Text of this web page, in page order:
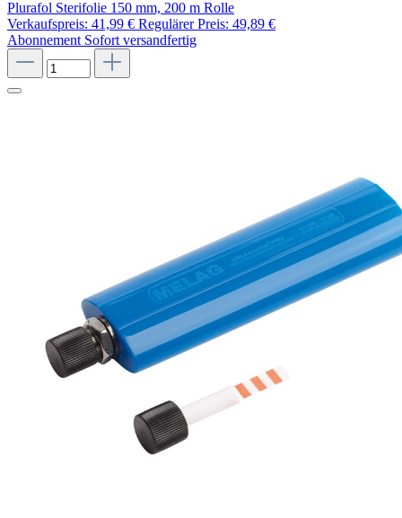
Plurafol Sterifolie 150 mm, 200 m Rolle
Verkaufspreis: 41,99 € Regulärer Preis: 49,89 €
Abonnement Sofort versandfertig